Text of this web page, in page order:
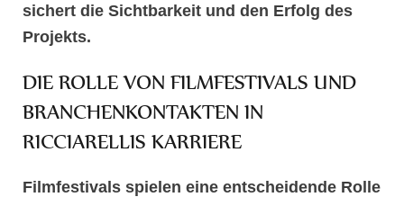
sichert die Sichtbarkeit und den Erfolg des
Projekts.
DIE ROLLE VON FILMFESTIVALS UND
BRANCHENKONTAKTEN IN
RICCIARELLIS KARRIERE
Filmfestivals spielen eine entscheidende Rolle